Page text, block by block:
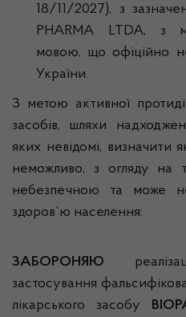
18/11/2027), з
PHARMA LTDA, з
мовою, що офіційно
України.
З метою активної
засобів, шляхи
яких невідомі, визначити
неможливо, з огляду на
небезпечною та може
здоров`ю населення:
ЗАБОРОНЯЮ
застосування
лікарського засобу